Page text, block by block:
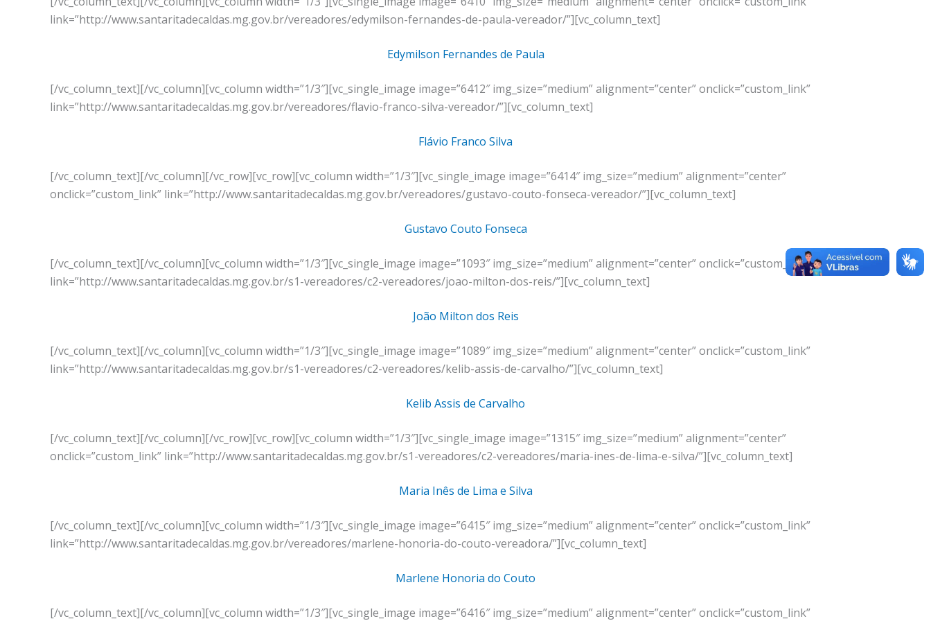
link=”http://www.santaritadecaldas.mg.gov.br/vereadores/edymilson-fernandes-de-paula-vereador/”][vc_column_text]
Edymilson Fernandes de Paula
[/vc_column_text][/vc_column][vc_column width=”1/3″][vc_single_image image=”6412″ img_size=”medium” alignment=”center” onclick=”custom_link”
link=”http://www.santaritadecaldas.mg.gov.br/vereadores/flavio-franco-silva-vereador/”][vc_column_text]
Flávio Franco Silva
[/vc_column_text][/vc_column][/vc_row][vc_row][vc_column width=”1/3″][vc_single_image image=”6414″ img_size=”medium” alignment=”center”
onclick=”custom_link” link=”http://www.santaritadecaldas.mg.gov.br/vereadores/gustavo-couto-fonseca-vereador/”][vc_column_text]
Gustavo Couto Fonseca
[/vc_column_text][/vc_column][vc_column width=”1/3″][vc_single_image image=”1093″ img_size=”medium” alignment=”center” onclick=”custom_link”
link=”http://www.santaritadecaldas.mg.gov.br/s1-vereadores/c2-vereadores/joao-milton-dos-reis/”][vc_column_text]
João Milton dos Reis
[/vc_column_text][/vc_column][vc_column width=”1/3″][vc_single_image image=”1089″ img_size=”medium” alignment=”center” onclick=”custom_link”
link=”http://www.santaritadecaldas.mg.gov.br/s1-vereadores/c2-vereadores/kelib-assis-de-carvalho/”][vc_column_text]
Kelib Assis de Carvalho
[/vc_column_text][/vc_column][/vc_row][vc_row][vc_column width=”1/3″][vc_single_image image=”1315″ img_size=”medium” alignment=”center”
onclick=”custom_link” link=”http://www.santaritadecaldas.mg.gov.br/s1-vereadores/c2-vereadores/maria-ines-de-lima-e-silva/”][vc_column_text]
Maria Inês de Lima e Silva
[/vc_column_text][/vc_column][vc_column width=”1/3″][vc_single_image image=”6415″ img_size=”medium” alignment=”center” onclick=”custom_link”
link=”http://www.santaritadecaldas.mg.gov.br/vereadores/marlene-honoria-do-couto-vereadora/”][vc_column_text]
Marlene Honoria do Couto
[/vc_column_text][/vc_column][vc_column width=”1/3″][vc_single_image image=”6416″ img_size=”medium” alignment=”center” onclick=”custom_link”